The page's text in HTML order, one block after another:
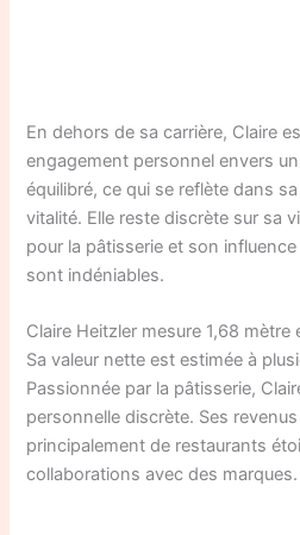
En dehors de sa carrière, Claire
engagement personnel envers
équilibré, ce qui se reflète dans
vitalité. Elle reste discrète sur sa
pour la pâtisserie et son
sont indéniables.
Claire Heitzler mesure 1,68
Sa valeur nette est estimée à
Passionnée par la pâtisserie,
personnelle discrète. Ses
principalement de restaurants
collaborations avec des marques.